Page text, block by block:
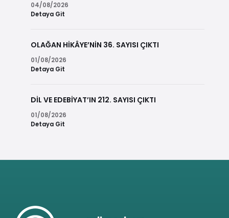
04/08/2026
Detaya Git
OLAĞAN HİKÂYE’NİN 36. SAYISI ÇIKTI
01/08/2026
Detaya Git
DİL VE EDEBİYAT’IN 212. SAYISI ÇIKTI
01/08/2026
Detaya Git